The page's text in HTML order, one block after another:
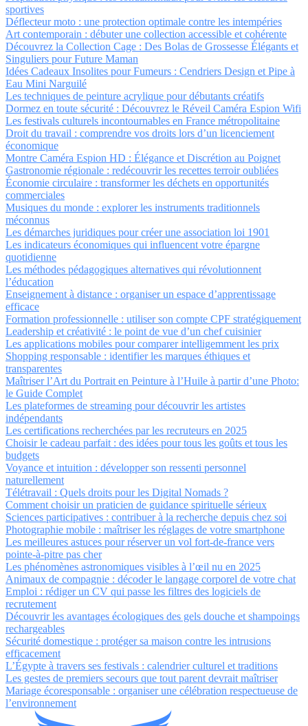
sportives
Déflecteur moto : une protection optimale contre les intempéries
Art contemporain : débuter une collection accessible et cohérente
Découvrez la Collection Cage : Des Bolas de Grossesse Élégants et
Singuliers pour Future Maman
Idées Cadeaux Insolites pour Fumeurs : Cendriers Design et Pipe à
Eau Mini Narguilé
Les techniques de peinture acrylique pour débutants créatifs
Dormez en toute sécurité : Découvrez le Réveil Caméra Espion Wifi
Les festivals culturels incontournables en France métropolitaine
Droit du travail : comprendre vos droits lors d’un licenciement
économique
Montre Caméra Espion HD : Élégance et Discrétion au Poignet
Gastronomie régionale : redécouvrir les recettes terroir oubliées
Économie circulaire : transformer les déchets en opportunités
commerciales
Musiques du monde : explorer les instruments traditionnels
méconnus
Les démarches juridiques pour créer une association loi 1901
Les indicateurs économiques qui influencent votre épargne
quotidienne
Les méthodes pédagogiques alternatives qui révolutionnent
l’éducation
Enseignement à distance : organiser un espace d’apprentissage
efficace
Formation professionnelle : utiliser son compte CPF stratégiquement
Leadership et créativité : le point de vue d’un chef cuisinier
Les applications mobiles pour comparer intelligemment les prix
Shopping responsable : identifier les marques éthiques et
transparentes
Maîtriser l’Art du Portrait en Peinture à l’Huile à partir d’une Photo:
le Guide Complet
Les plateformes de streaming pour découvrir les artistes
indépendants
Les certifications recherchées par les recruteurs en 2025
Choisir le cadeau parfait : des idées pour tous les goûts et tous les
budgets
Voyance et intuition : développer son ressenti personnel
naturellement
Télétravail : Quels droits pour les Digital Nomads ?
Comment choisir un praticien de guidance spirituelle sérieux
Sciences participatives : contribuer à la recherche depuis chez soi
Photographie mobile : maîtriser les réglages de votre smartphone
Les meilleures astuces pour réserver un vol fort-de-france vers
pointe-à-pitre pas cher
Les phénomènes astronomiques visibles à l’œil nu en 2025
Animaux de compagnie : décoder le langage corporel de votre chat
Emploi : rédiger un CV qui passe les filtres des logiciels de
recrutement
Découvrir les avantages écologiques des gels douche et shampoings
rechargeables
Sécurité domestique : protéger sa maison contre les intrusions
efficacement
L’Égypte à travers ses festivals : calendrier culturel et traditions
Les gestes de premiers secours que tout parent devrait maîtriser
Mariage écoresponsable : organiser une célébration respectueuse de
l’environnement